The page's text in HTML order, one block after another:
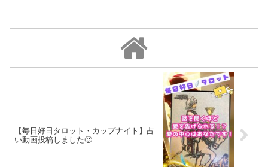
でも、明日でも、あなた...
【毎日好日タロット・カップナイト】占
い動画投稿しました🙂